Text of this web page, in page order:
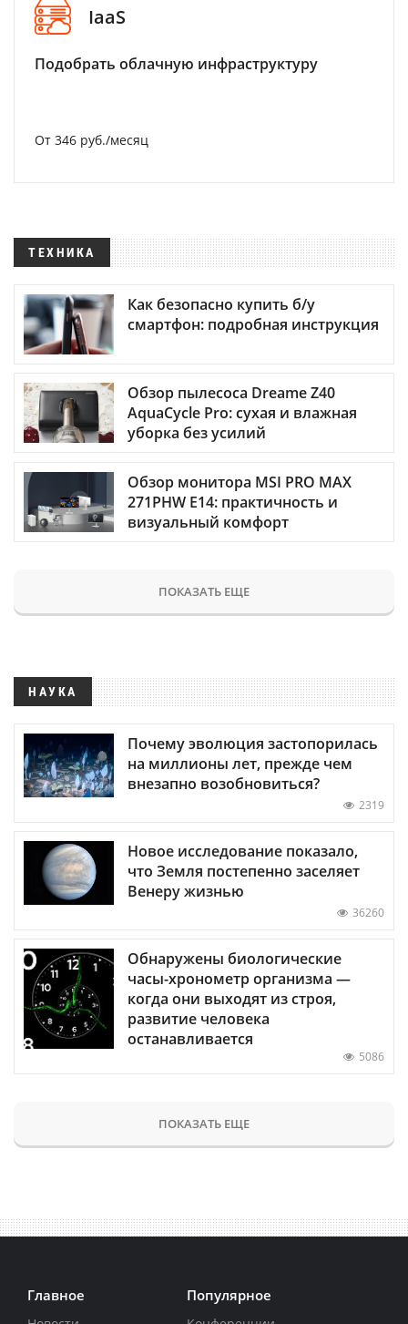
IaaS
Подобрать облачную инфраструктуру
От 346 руб./месяц
ТЕХНИКА
Как безопасно купить б/у
смартфон: подробная инструкция
Обзор пылесоса Dreame Z40
AquaCycle Pro: сухая и влажная
уборка без усилий
Обзор монитора MSI PRO MAX
271PHW E14: практичность и
визуальный комфорт
ПОКАЗАТЬ ЕЩЕ
НАУКА
Почему эволюция застопорилась
на миллионы лет, прежде чем
внезапно возобновиться?
2319
Новое исследование показало,
что Земля постепенно заселяет
Венеру жизнью
36260
Обнаружены биологические
часы-хронометр организма —
когда они выходят из строя,
развитие человека
останавливается
5086
ПОКАЗАТЬ ЕЩЕ
Главное Популярное